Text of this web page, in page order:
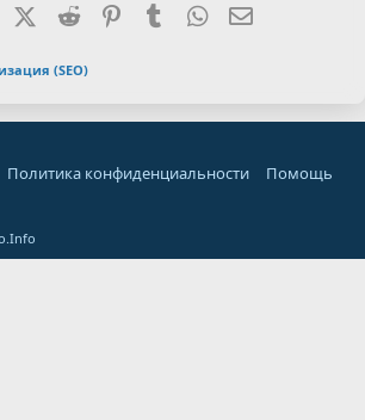
FacebookX (Twitter)
Reddit PinterestTumblr WhatsApp
(SEO)
Политика конфиденциальности Помощь